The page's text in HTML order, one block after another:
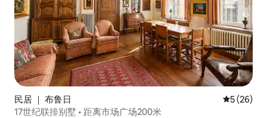
民居 ｜ 布鲁日 平均评分
5 (26)
17世纪联排别墅 • 距离市场广场200米